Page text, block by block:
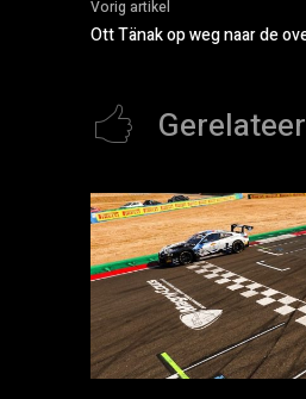
Vorig artikel
Ott Tänak op weg naar de